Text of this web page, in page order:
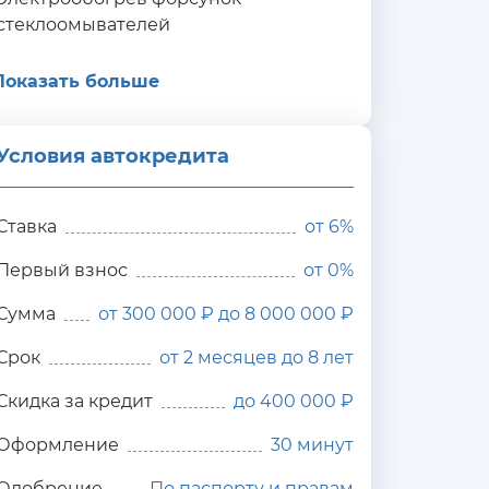
больше
автокредита
от 6%
взнос от 0%
от 300 000 ₽ до 8 000 000 ₽
от 2 месяцев до 8 лет
за кредит до 400 000 ₽
30 минут